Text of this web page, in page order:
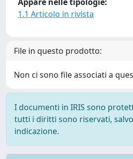
1.1 Articolo in rivista
File in questo prodotto:
Non ci sono file associati a
I documenti in IRIS sono
tutti i diritti sono riservati,
indicazione.